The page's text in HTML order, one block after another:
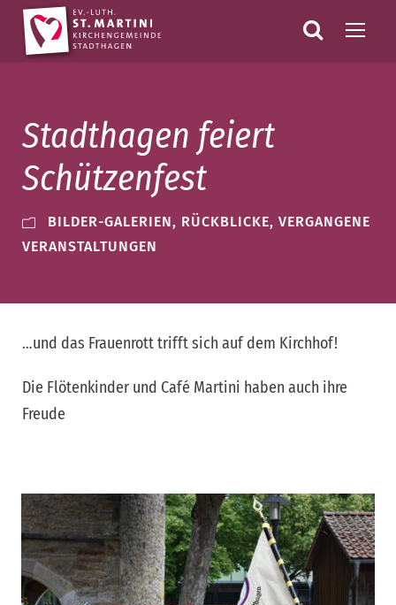
Stadthagen feiert
Schützenfest
BILDER-GALERIEN, RÜCKBLICKE, VERGANGENE
VERANSTALTUNGEN
…und das Frauenrott trifft sich auf dem Kirchhof!
Die Flötenkinder und Café Martini haben auch ihre
Freude